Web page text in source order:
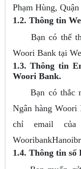
Phạm Hùng,
1.2. Thông tin
Bạn có thể
Woori Bank tại
1.3. Thông tin
Woori Bank.
Bạn có thắc
Ngân hàng
chỉ email
1.4. Thông tin số